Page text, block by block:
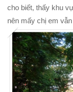
cho biết, thấy khu
nên mấy chị em